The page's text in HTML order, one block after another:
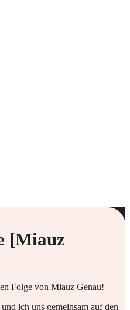
[Miauz
Folge von Miauz Genau!
ich uns gemeinsam auf den